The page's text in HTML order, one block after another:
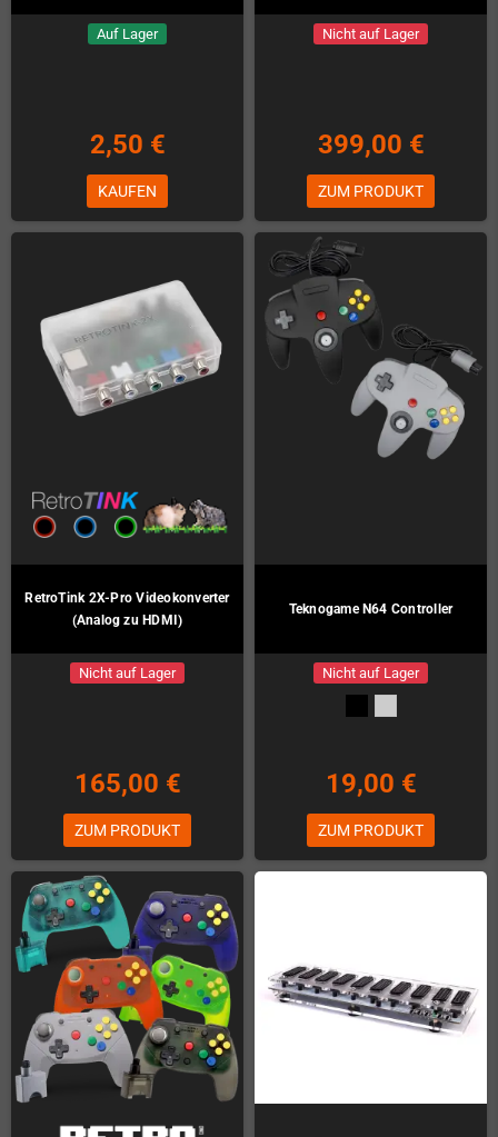
Auf Lager
2,50 €
KAUFEN
Nicht auf Lager
399,00 €
ZUM PRODUKT
RetroTink 2X-Pro Videokonverter
(Analog zu HDMI)
Nicht auf Lager
165,00 €
ZUM PRODUKT
Teknogame N64 Controller
Nicht auf Lager
19,00 €
ZUM PRODUKT